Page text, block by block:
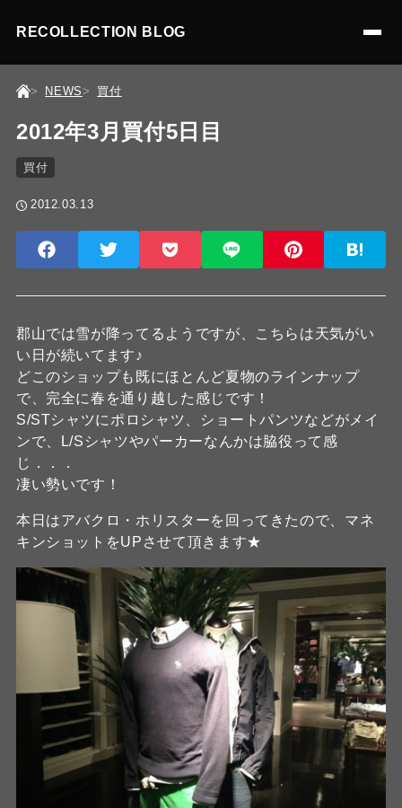
RECOLLECTION BLOG
NEWS 買付
2012年3月買付5日目
買付
2012.03.13
郡山では雪が降ってるようですが、こちらは天気がい
い日が続いてます♪
どこのショップも既にほとんど夏物のラインナップ
で、完全に春を通り越した感じです！
S/STシャツにポロシャツ、ショートパンツなどがメイ
ンで、L/Sシャツやパーカーなんかは脇役って感
じ．．．
凄い勢いです！
本日はアバクロ・ホリスターを回ってきたので、マネ
キンショットをUPさせて頂きます★